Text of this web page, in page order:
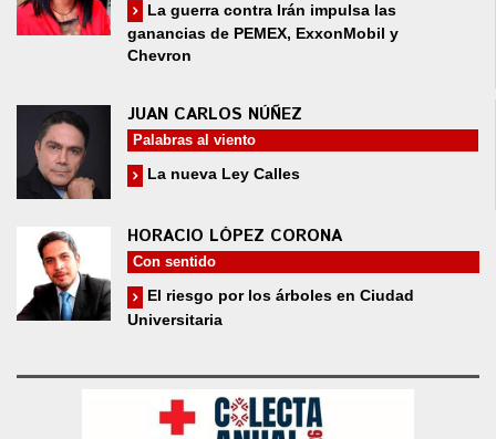
La guerra contra Irán impulsa las
ganancias de PEMEX, ExxonMobil y
Chevron
JUAN CARLOS NÚÑEZ
Palabras al viento
La nueva Ley Calles
HORACIO LÓPEZ CORONA
Con sentido
El riesgo por los árboles en Ciudad
Universitaria